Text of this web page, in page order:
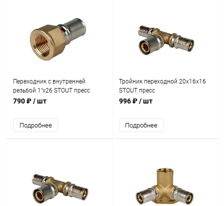
Переходник с внутренней
резьбой 1"х26 STOUT пресс
790 ₽/ шт
Подробнее
Тройник переходной 20х16х16
STOUT пресс
996 ₽/ шт
Подробнее